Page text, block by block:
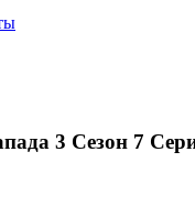
3 Сезон 7